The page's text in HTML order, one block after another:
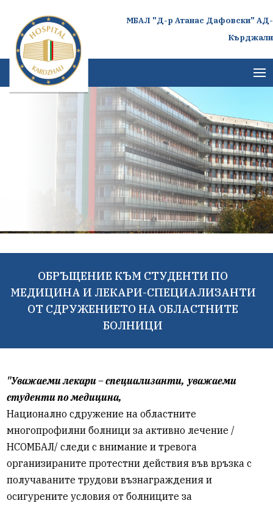
МБАЛ "Д-р Атанас Дафовски" АД-
Кърджали
ОБРЪЩЕНИЕ КЪМ СТУДЕНТИ ПО
МЕДИЦИНА И ЛЕКАРИ-СПЕЦИАЛИЗАНТИ
ОТ СДРУЖЕНИЕТО НА ОБЛАСТНИТЕ
БОЛНИЦИ
"Уважаеми лекари – специализанти, уважаеми
студенти по медицина,
Национално сдружение на областните
многопрофилни болници за активно лечение /
НСОМБАЛ/ следи с внимание и тревога
организираните протестни действия във връзка с
получаваните трудови възнаграждения и
осигурените условия от болниците за